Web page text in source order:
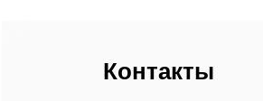
Контакты